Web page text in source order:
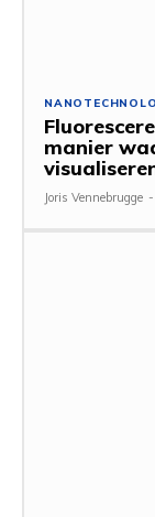
manier
Joris Vennebrugge -